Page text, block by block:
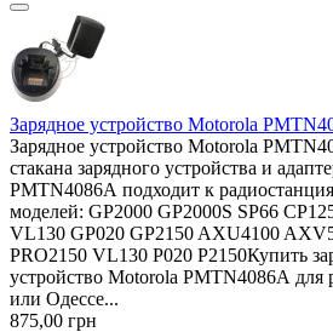
Зарядное устройство Motorola
Зарядное устройство Motorola
стакана зарядного устройства и
PMTN4086A подходит к
моделей: GP2000 GP2000S SP66
VL130 GP020 GP2150 AXU4100
PRO2150 VL130 P020 P2150Купить
устройство Motorola PMTN4086A
или Одессе...
875,00 грн